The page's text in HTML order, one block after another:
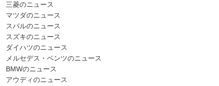
三菱のニュース
マツダのニュース
スバルのニュース
スズキのニュース
ダイハツのニュース
メルセデス・ベンツのニュース
BMWのニュース
アウディのニュース